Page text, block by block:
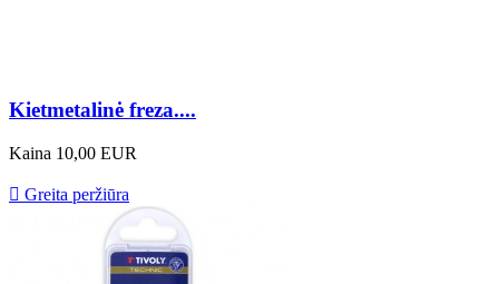
Kietmetalinė freza....
Kaina 10,00 EUR
 Greita peržiūra